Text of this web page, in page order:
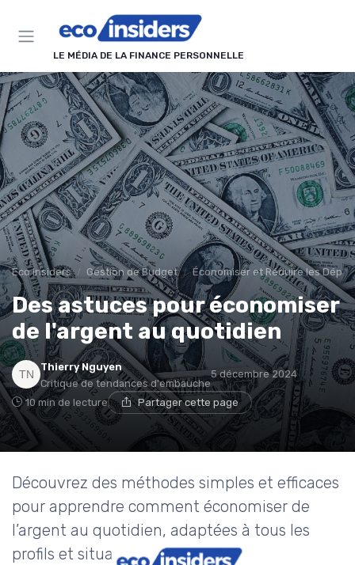
LE MÉDIA DE LA FINANCE PERSONNELLE
Eco Insiders Gestion de Budget Économiser et Réduire les
Des astuces pour économiser
de l'argent au quotidien
Thierry Nguyen
Critique de tendances d'embauche
5 décembre 2024
10 min de lecture Partager cette page
Découvrez des méthodes simples et efficaces
pour apprendre comment économiser de
l’argent au quotidien, adaptées à tous les
profils et situations financières.